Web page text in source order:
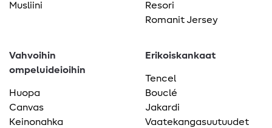
Musliini
Resori
Romanit Jersey
Vahvoihin
ompeluideioihin
Huopa
Canvas
Keinonahka
Erikoiskankaat
Tencel
Bouclé
Jakardi
Vaatekangasuutuudet